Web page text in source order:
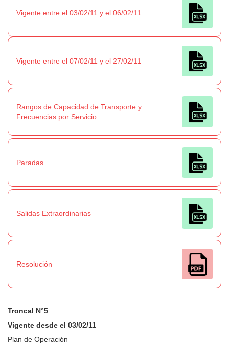
Vigente entre el 03/02/11 y el 06/02/11
Vigente entre el 07/02/11 y el 27/02/11
Rangos de Capacidad de Transporte y
Frecuencias por Servicio
Paradas
Salidas Extraordinarias
Resolución
Troncal N°5
Vigente desde el 03/02/11
Plan de Operación